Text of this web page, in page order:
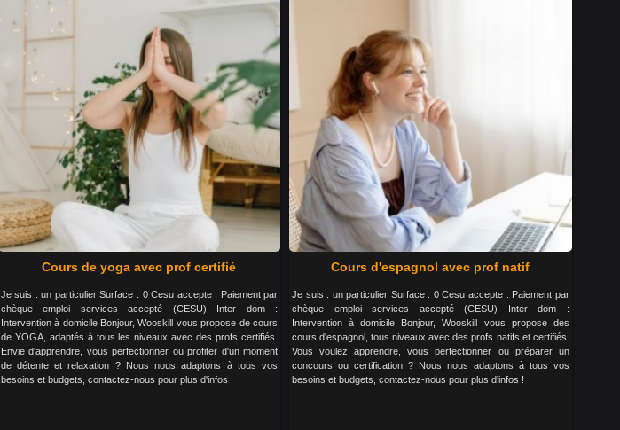
Cours de yoga avec prof certifié
Je suis : un particulier Surface : 0 Cesu accepte : Paiement par
chèque emploi services accepté (CESU) Inter dom :
Intervention à domicile Bonjour, Wooskill vous propose de cours
de YOGA, adaptés à tous les niveaux avec des profs certifiés.
Envie d'apprendre, vous perfectionner ou profiter d'un moment
de détente et relaxation ? Nous nous adaptons à tous vos
besoins et budgets, contactez-nous pour plus d'infos !
Cours d'espagnol avec prof natif
Je suis : un particulier Surface : 0 Cesu accepte : Paiement par
chèque emploi services accepté (CESU) Inter dom :
Intervention à domicile Bonjour, Wooskill vous propose des
cours d'espagnol, tous niveaux avec des profs natifs et certifiés.
Vous voulez apprendre, vous perfectionner ou préparer un
concours ou certification ? Nous nous adaptons à tous vos
besoins et budgets, contactez-nous pour plus d'infos !